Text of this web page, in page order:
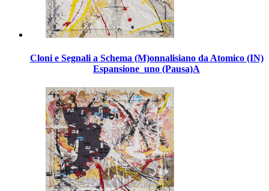
Cloni e Segnali a Schema (M)onnalisiano da Atomico (IN)
Espansione_uno (Pausa)A